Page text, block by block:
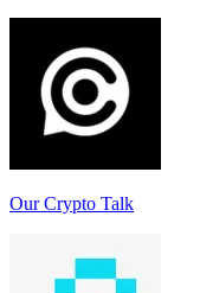
Our Crypto Talk